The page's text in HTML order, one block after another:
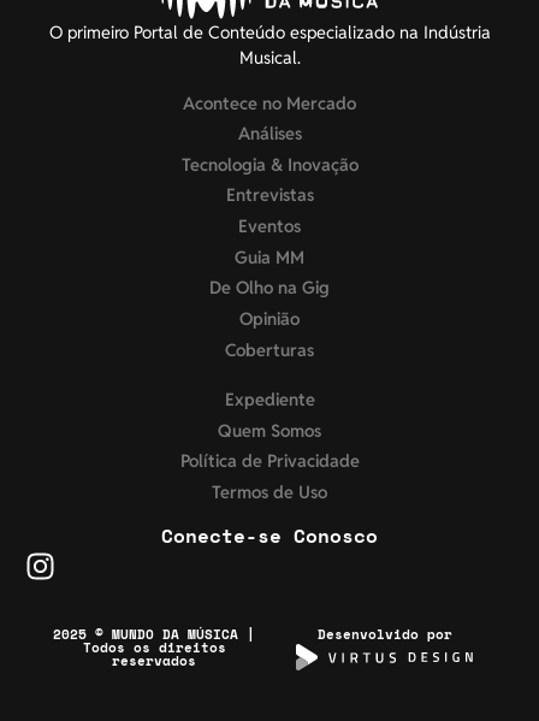
O primeiro Portal de Conteúdo especializado na Indústria
Musical.
Acontece no Mercado
Análises
Tecnologia & Inovação
Entrevistas
Eventos
Guia MM
De Olho na Gig
Opinião
Coberturas
Expediente
Quem Somos
Política de Privacidade
Termos de Uso
Conecte-se Conosco
2025 © MUNDO DA MÚSICA |
Todos os direitos
reservados
Desenvolvido por